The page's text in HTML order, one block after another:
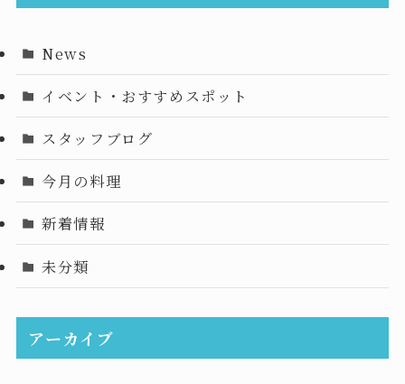
News
イベント・おすすめスポット
スタッフブログ
今月の料理
新着情報
未分類
アーカイブ